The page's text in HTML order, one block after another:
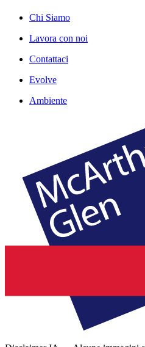
Chi Siamo
Lavora con noi
Contattaci
Evolve
Ambiente